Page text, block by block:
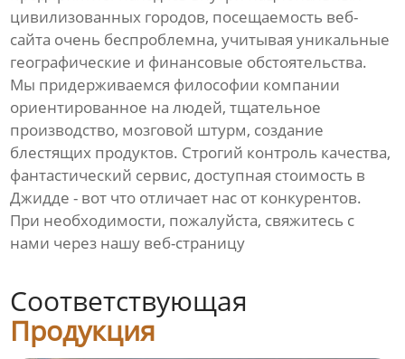
цивилизованных городов, посещаемость веб-
сайта очень беспроблемна, учитывая уникальные
географические и финансовые обстоятельства.
Мы придерживаемся философии компании
ориентированное на людей, тщательное
производство, мозговой штурм, создание
блестящих продуктов. Строгий контроль качества,
фантастический сервис, доступная стоимость в
Джидде - вот что отличает нас от конкурентов.
При необходимости, пожалуйста, свяжитесь с
нами через нашу веб-страницу
Соответствующая
Продукция